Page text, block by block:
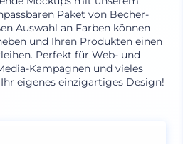
Paket von Becher-
Auswahl an Farben können
und Ihren Produkten einen
Perfekt für Web- und
Kampagnen und vieles
eigenes einzigartiges Design!